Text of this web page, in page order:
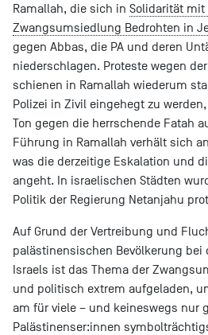
Ramallah, die sich in Solidarität mit
Zwangsumsiedlung Bedrohten in
gegen Abbas, die PA und deren
niederschlagen. Proteste wegen
schienen in Ramallah wiederum
Polizei in Zivil eingehegt zu
Ton gegen die herrschende Fatah
Führung in Ramallah verhält sich
was die derzeitige Eskalation und
angeht. In israelischen Städten
Politik der Regierung Netanjahu
Auf Grund der Vertreibung und
palästinensischen Bevölkerung bei
Israels ist das Thema der
und politisch extrem aufgeladen,
am für viele – und keineswegs nur
Palästinenser:innen